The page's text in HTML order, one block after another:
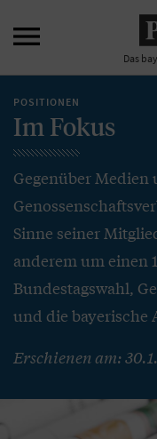

Das
POSITIONEN
Im Fokus
Gegenüber
Sinne seiner
anderem um einen
Bundestagswahl,
und die bayerische
Erschienen am: